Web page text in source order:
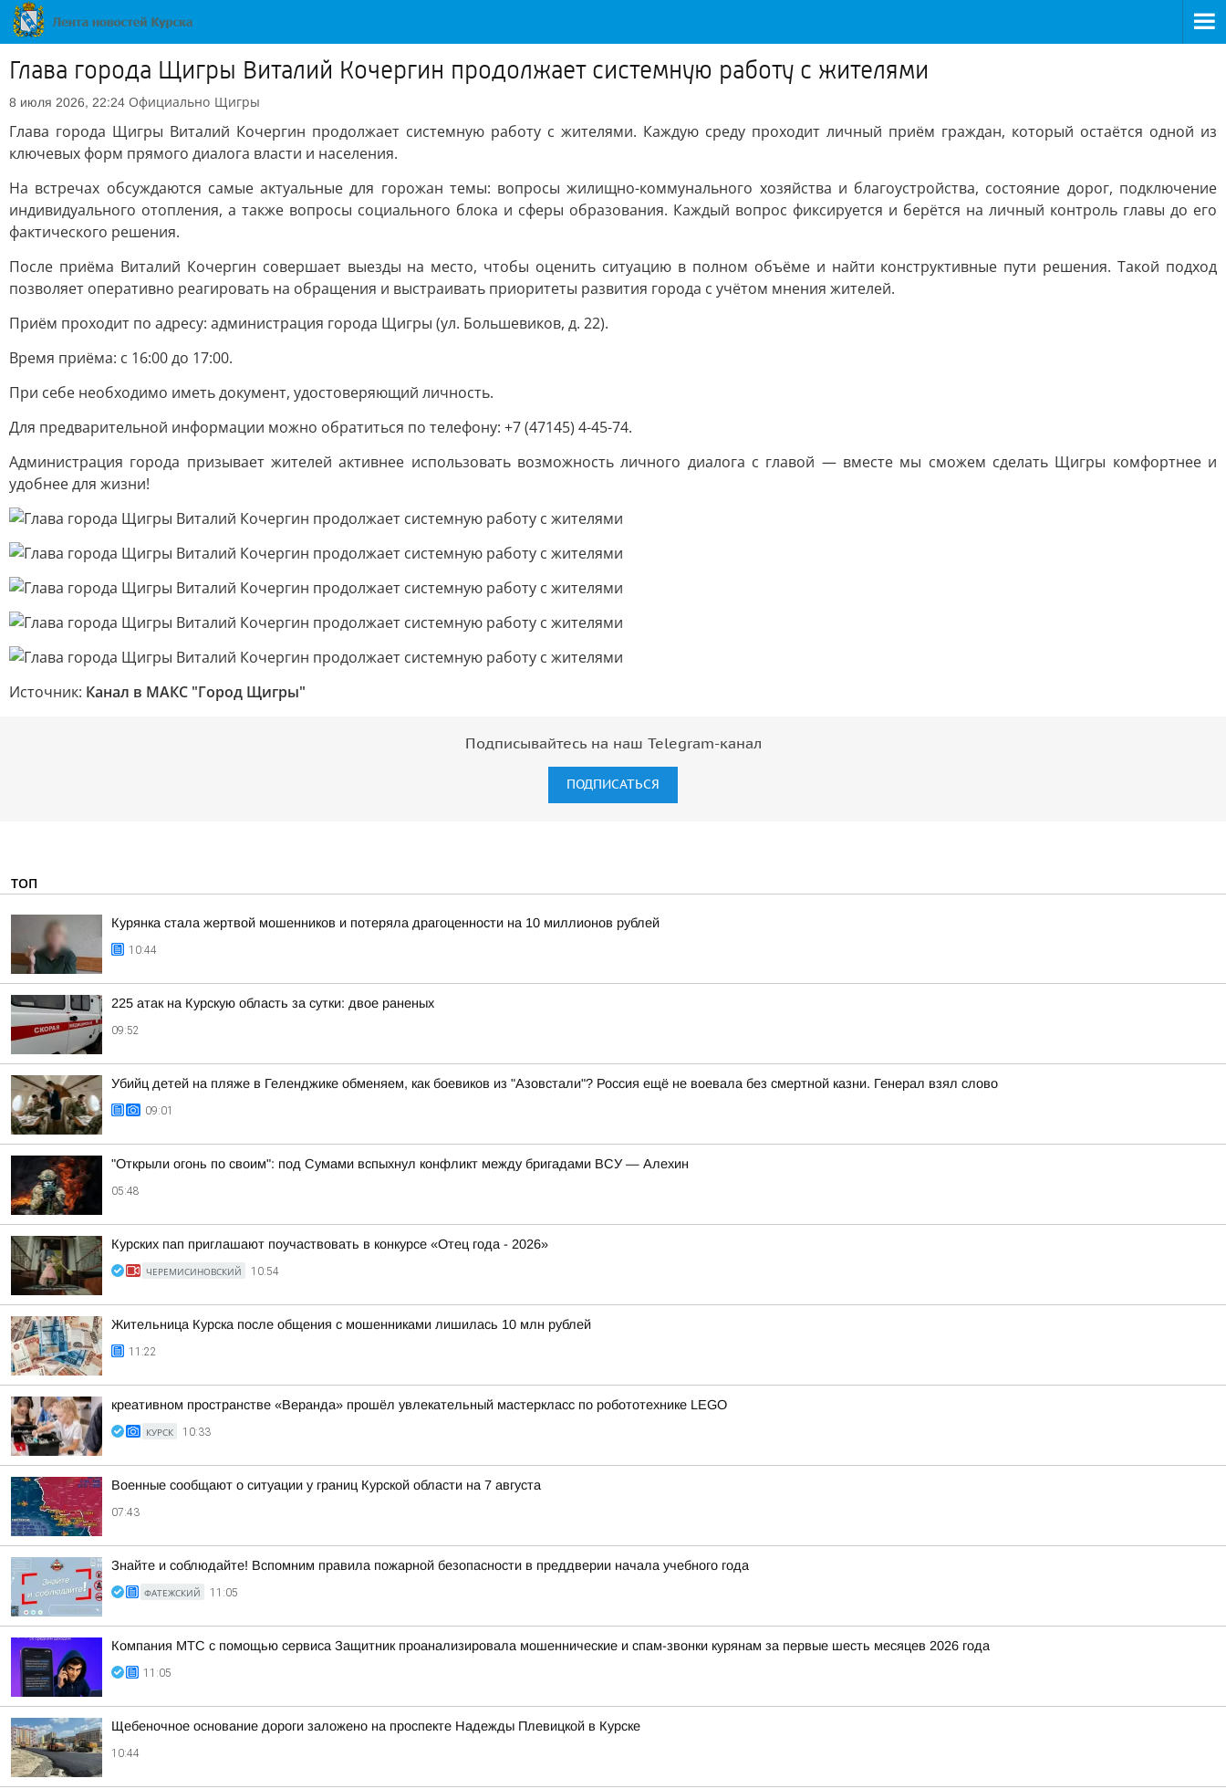
Глава города Щигры Виталий Кочергин продолжает системную работу с жителями
8 июля 2026, 22:24 Официально Щигры
Глава города Щигры Виталий Кочергин продолжает системную работу с жителями. Каждую среду проходит личный приём граждан, который остаётся одной из
ключевых форм прямого диалога власти и населения.
На встречах обсуждаются самые актуальные для горожан темы: вопросы жилищно-коммунального хозяйства и благоустройства, состояние дорог, подключение
индивидуального отопления, а также вопросы социального блока и сферы образования. Каждый вопрос фиксируется и берётся на личный контроль главы до его
фактического решения.
После приёма Виталий Кочергин совершает выезды на место, чтобы оценить ситуацию в полном объёме и найти конструктивные пути решения. Такой подход
позволяет оперативно реагировать на обращения и выстраивать приоритеты развития города с учётом мнения жителей.
Приём проходит по адресу: администрация города Щигры (ул. Большевиков, д. 22).
Время приёма: с 16:00 до 17:00.
При себе необходимо иметь документ, удостоверяющий личность.
Для предварительной информации можно обратиться по телефону: +7 (47145) 4-45-74.
Администрация города призывает жителей активнее использовать возможность личного диалога с главой — вместе мы сможем сделать Щигры комфортнее и
удобнее для жизни!
Источник: Канал в МАКС "Город Щигры"
Подписывайтесь на наш Telegram-канал
ПОДПИСАТЬСЯ
ТОП
Курянка стала жертвой мошенников и потеряла драгоценности на 10 миллионов рублей
10:44
225 атак на Курскую область за сутки: двое раненых
09:52
Убийц детей на пляже в Геленджике обменяем, как боевиков из "Азовстали"? Россия ещё не воевала без смертной казни. Генерал взял слово
09:01
"Открыли огонь по своим": под Сумами вспыхнул конфликт между бригадами ВСУ — Алехин
05:48
Курских пап приглашают поучаствовать в конкурсе «Отец года - 2026»
ЧЕРЕМИСИНОВСКИЙ 10:54
Жительница Курска после общения с мошенниками лишилась 10 млн рублей
11:22
креативном пространстве «Веранда» прошёл увлекательный мастеркласс по робототехнике LEGO
КУРСК 10:33
Военные сообщают о ситуации у границ Курской области на 7 августа
07:43
Знайте и соблюдайте! Вспомним правила пожарной безопасности в преддверии начала учебного года
ФАТЕЖСКИЙ 11:05
Компания МТС с помощью сервиса Защитник проанализировала мошеннические и спам-звонки курянам за первые шесть месяцев 2026 года
11:05
Щебеночное основание дороги заложено на проспекте Надежды Плевицкой в Курске
10:44